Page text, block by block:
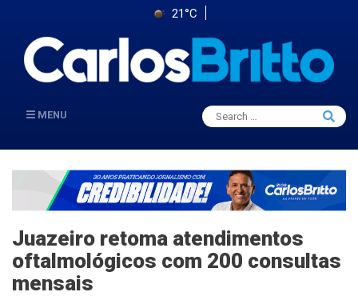
21°C
MENU
Search
for:
Search
Juazeiro retoma atendimentos
oftalmológicos com 200 consultas
mensais